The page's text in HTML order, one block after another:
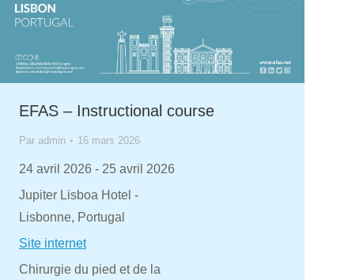
EFAS – Instructional course
Par admin 16 mars 2026
24 avril 2026 - 25 avril 2026
Jupiter Lisboa Hotel -
Lisbonne, Portugal
Site internet
Chirurgie du pied et de la